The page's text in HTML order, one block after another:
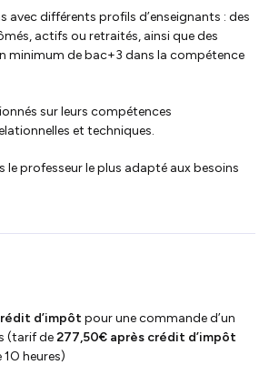
avec différents profils d’enseignants : des
actifs ou retraités, ainsi que des
minimum de bac+3 dans la compétence
sur leurs compétences
et techniques.
le professeur le plus adapté aux besoins
d’impôt pour une commande d’un
(tarif de277,50€ après crédit d’impôt
heures)